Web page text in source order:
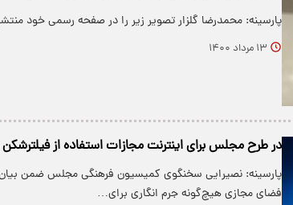
پارسینه: محمدرضا گلزار تصویر زیر را در صفحه رسمی خود
۱۳ مرداد ۱۴۰۰
در طرح مجلس برای اینترنت مجازات استفاده از
پارسینه: نصیرایی سخنگوی کمیسیون فرهنگی مجلس ضمن بیان
فضای مجازی هیچ‌گونه جرم انگاری برای…